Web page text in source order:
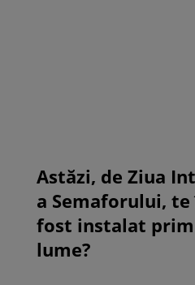
Astăzi, de Ziua
a Semaforului,
fost instalat
lume?